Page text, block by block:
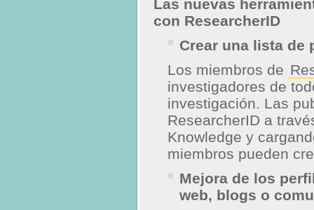
Las nuevas
con ResearcherID
Crear una lista de
Los miembros de
investigadores de
investigación. Las
ResearcherID a
Knowledge y
miembros pueden
Mejora de los
web, blogs o